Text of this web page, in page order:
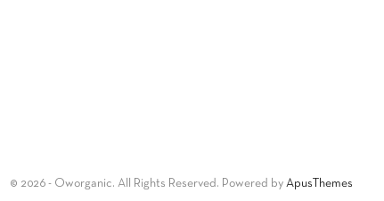
© 2026 - Oworganic. All Rights Reserved. Powered by ApusThemes